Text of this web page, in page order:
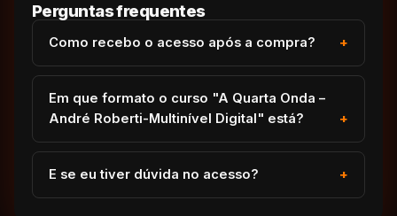
Perguntas frequentes
Como recebo o acesso após a compra?
Em que formato o curso "A Quarta Onda –
André Roberti-Multinível Digital" está?
E se eu tiver dúvida no acesso?